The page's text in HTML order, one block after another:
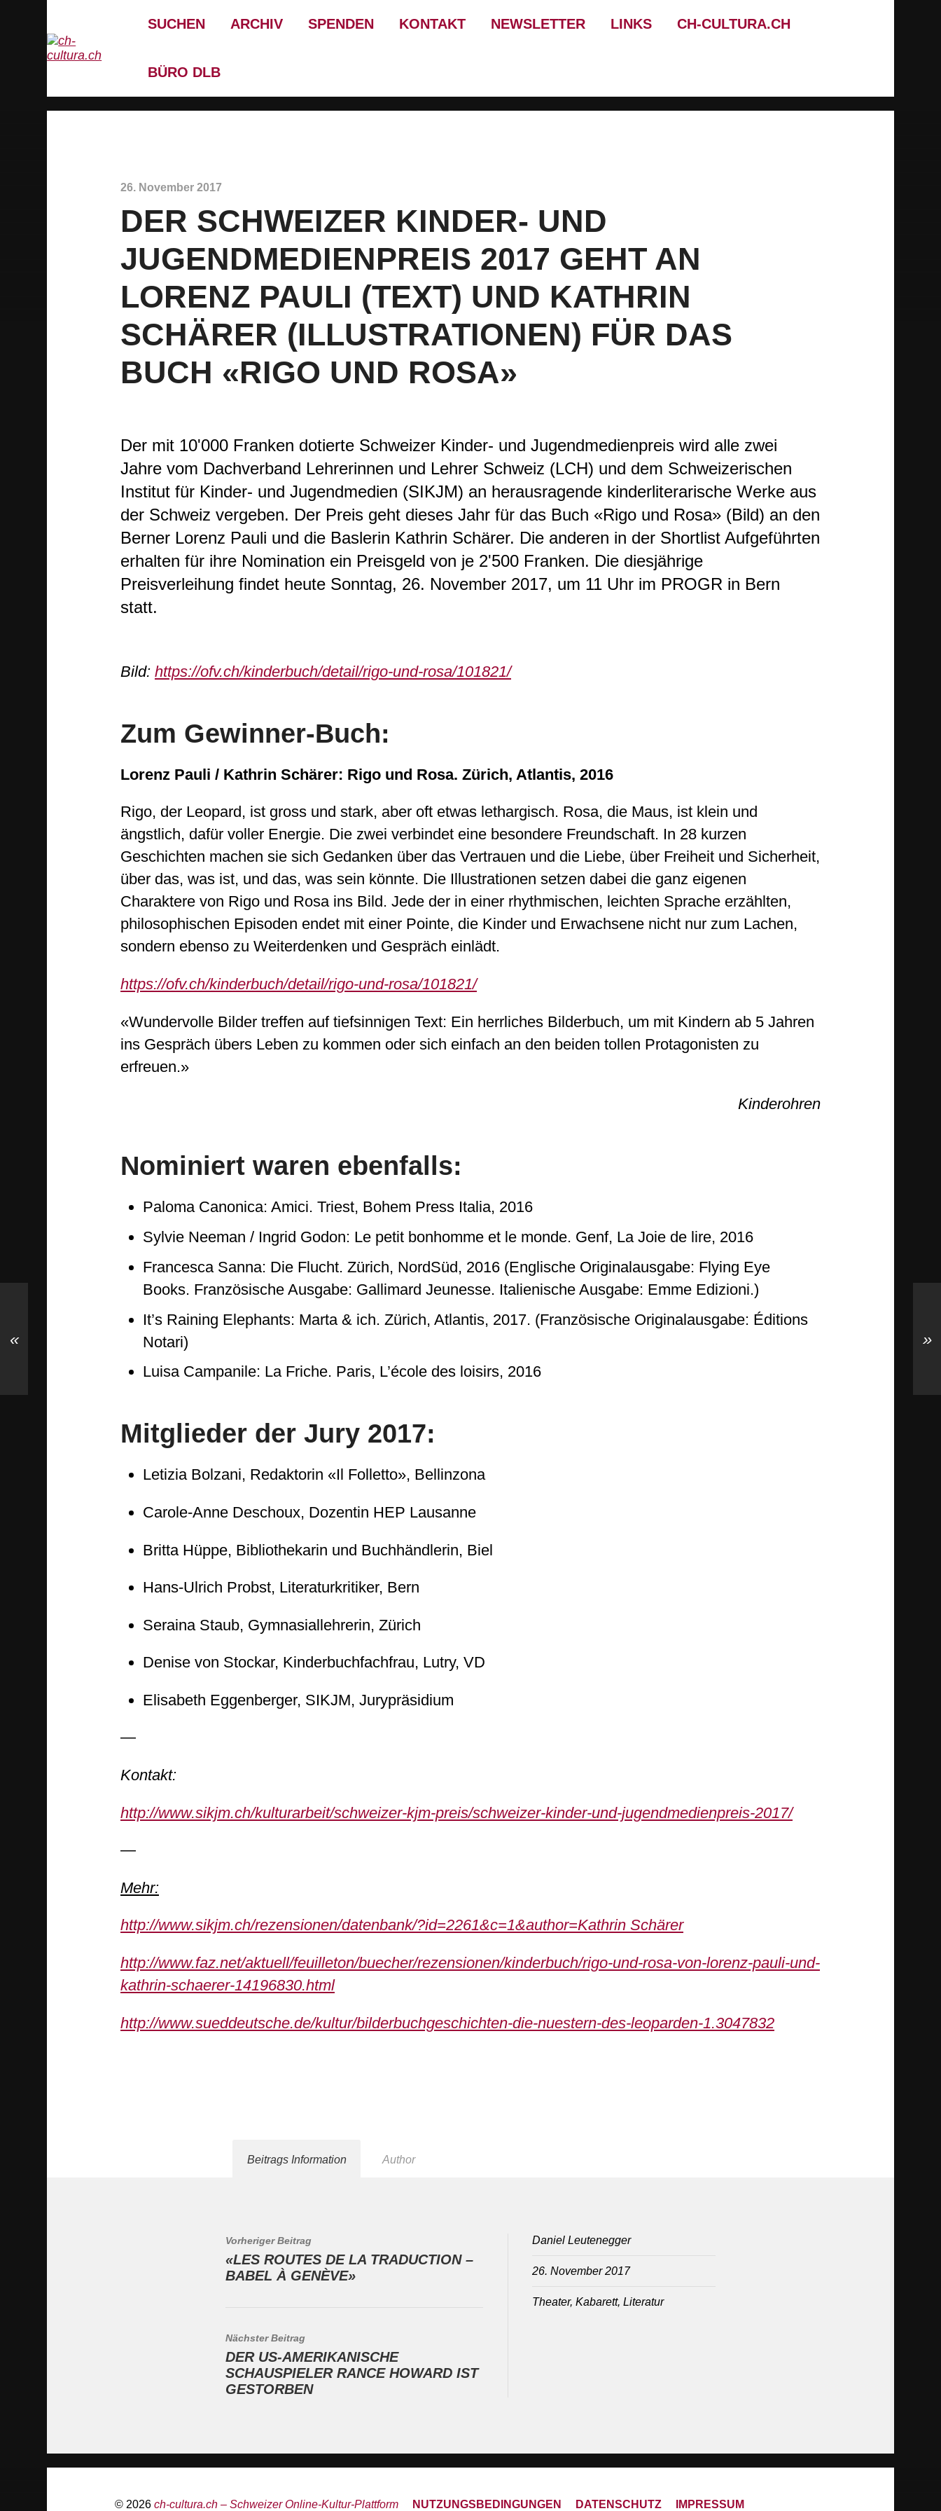
SUCHEN ARCHIV SPENDEN KONTAKT NEWSLETTER LINKS CH-CULTURA.CH
BÜRO DLB
26. November 2017
DER SCHWEIZER KINDER- UND
JUGENDMEDIENPREIS 2017 GEHT AN
LORENZ PAULI (TEXT) UND KATHRIN
SCHÄRER (ILLUSTRATIONEN) FÜR DAS
BUCH «RIGO UND ROSA»
Der mit 10'000 Franken dotierte Schweizer Kinder- und Jugendmedienpreis wird alle zwei
Jahre vom Dachverband Lehrerinnen und Lehrer Schweiz (LCH) und dem Schweizerischen
Institut für Kinder- und Jugendmedien (SIKJM) an herausragende kinderliterarische Werke aus
der Schweiz vergeben. Der Preis geht dieses Jahr für das Buch «Rigo und Rosa» (Bild) an den
Berner Lorenz Pauli und die Baslerin Kathrin Schärer. Die anderen in der Shortlist Aufgeführten
erhalten für ihre Nomination ein Preisgeld von je 2'500 Franken. Die diesjährige
Preisverleihung findet heute Sonntag, 26. November 2017, um 11 Uhr im PROGR in Bern
statt.
Bild: https://ofv.ch/kinderbuch/detail/rigo-und-rosa/101821/
Zum Gewinner-Buch:
Lorenz Pauli / Kathrin Schärer: Rigo und Rosa. Zürich, Atlantis, 2016
Rigo, der Leopard, ist gross und stark, aber oft etwas lethargisch. Rosa, die Maus, ist klein und
ängstlich, dafür voller Energie. Die zwei verbindet eine besondere Freundschaft. In 28 kurzen
Geschichten machen sie sich Gedanken über das Vertrauen und die Liebe, über Freiheit und Sicherheit,
über das, was ist, und das, was sein könnte. Die Illustrationen setzen dabei die ganz eigenen
Charaktere von Rigo und Rosa ins Bild. Jede der in einer rhythmischen, leichten Sprache erzählten,
philosophischen Episoden endet mit einer Pointe, die Kinder und Erwachsene nicht nur zum Lachen,
sondern ebenso zu Weiterdenken und Gespräch einlädt.
https://ofv.ch/kinderbuch/detail/rigo-und-rosa/101821/
«Wundervolle Bilder treffen auf tiefsinnigen Text: Ein herrliches Bilderbuch, um mit Kindern ab 5 Jahren
ins Gespräch übers Leben zu kommen oder sich einfach an den beiden tollen Protagonisten zu
erfreuen.»
Kinderohren
Nominiert waren ebenfalls:
Paloma Canonica: Amici. Triest, Bohem Press Italia, 2016
Sylvie Neeman / Ingrid Godon: Le petit bonhomme et le monde. Genf, La Joie de lire, 2016
Francesca Sanna: Die Flucht. Zürich, NordSüd, 2016 (Englische Originalausgabe: Flying Eye
Books. Französische Ausgabe: Gallimard Jeunesse. Italienische Ausgabe: Emme Edizioni.)
It’s Raining Elephants: Marta & ich. Zürich, Atlantis, 2017. (Französische Originalausgabe: Éditions
Notari)
Luisa Campanile: La Friche. Paris, L’école des loisirs, 2016
Mitglieder der Jury 2017:
Letizia Bolzani, Redaktorin «Il Folletto», Bellinzona
Carole-Anne Deschoux, Dozentin HEP Lausanne
Britta Hüppe, Bibliothekarin und Buchhändlerin, Biel
Hans-Ulrich Probst, Literaturkritiker, Bern
Seraina Staub, Gymnasiallehrerin, Zürich
Denise von Stockar, Kinderbuchfachfrau, Lutry, VD
Elisabeth Eggenberger, SIKJM, Jurypräsidium
—
Kontakt:
http://www.sikjm.ch/kulturarbeit/schweizer-kjm-preis/schweizer-kinder-und-jugendmedienpreis-2017/
—
Mehr:
http://www.sikjm.ch/rezensionen/datenbank/?id=2261&c=1&author=Kathrin Schärer
http://www.faz.net/aktuell/feuilleton/buecher/rezensionen/kinderbuch/rigo-und-rosa-von-lorenz-pauli-und-
kathrin-schaerer-14196830.html
http://www.sueddeutsche.de/kultur/bilderbuchgeschichten-die-nuestern-des-leoparden-1.3047832
Beitrags Information Author
Daniel Leutenegger
26. November 2017
Theater, Kabarett, Literatur
Vorheriger Beitrag
«LES ROUTES DE LA TRADUCTION –
BABEL À GENÈVE»
Nächster Beitrag
DER US-AMERIKANISCHE
SCHAUSPIELER RANCE HOWARD IST
GESTORBEN
« »
© 2026 ch-cultura.ch – Schweizer Online-Kultur-Plattform NUTZUNGSBEDINGUNGEN DATENSCHUTZ IMPRESSUM